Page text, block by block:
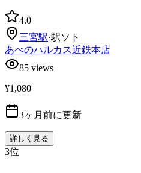
4.0
三宮駅·駅ソト
あべのハルカス近鉄本店
85 views
¥1,080
3ヶ月前に更新
詳しく見る
3位